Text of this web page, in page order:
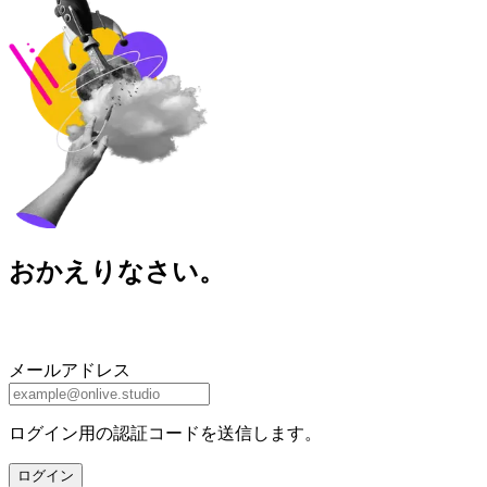
おかえりなさい。
メールアドレス
ログイン用の認証コードを送信します。
ログイン